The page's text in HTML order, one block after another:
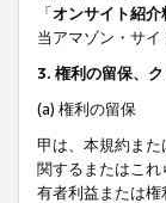
「オンサイト紹介
当アマゾン・サ
3. 権利の留保、
(a) 権利の留保
甲は、本規約ま
関するまたはこ
有者利益または